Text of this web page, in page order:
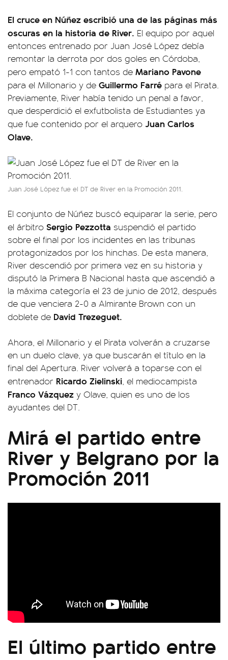
El cruce en Núñez escribió una de las páginas más
oscuras en la historia de River. El equipo por aquel
entonces entrenado por Juan José López debía
remontar la derrota por dos goles en Córdoba,
pero empató 1-1 con tantos de Mariano Pavone
para el Millonario y de Guillermo Farré para el Pirata.
Previamente, River había tenido un penal a favor,
que desperdició el exfutbolista de Estudiantes ya
que fue contenido por el arquero Juan Carlos
Olave.
Juan José López fue el DT de River en la Promoción 2011.
El conjunto de Núñez buscó equiparar la serie, pero
el árbitro Sergio Pezzotta suspendió el partido
sobre el final por los incidentes en las tribunas
protagonizados por los hinchas. De esta manera,
River descendió por primera vez en su historia y
disputó la Primera B Nacional hasta que ascendió a
la máxima categoría el 23 de junio de 2012, después
de que venciera 2-0 a Almirante Brown con un
doblete de David Trezeguet.
Ahora, el Millonario y el Pirata volverán a cruzarse
en un duelo clave, ya que buscarán el título en la
final del Apertura. River volverá a toparse con el
entrenador Ricardo Zielinski, el mediocampista
Franco Vázquez y Olave, quien es uno de los
ayudantes del DT.
Mirá el partido entre
River y Belgrano por la
Promoción 2011
El último partido entre